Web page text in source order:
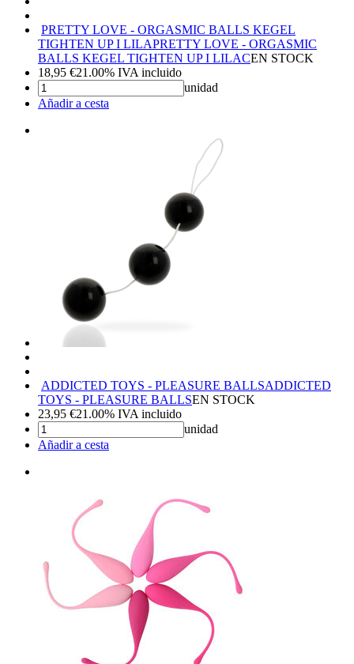
PRETTY LOVE - ORGASMIC BALLS KEGEL
TIGHTEN UP I LILAPRETTY LOVE - ORGASMIC
BALLS KEGEL TIGHTEN UP I LILACEN STOCK
18,95 €21.00% IVA incluido
unidad
Añadir a cesta
ADDICTED TOYS - PLEASURE BALLSADDICTED
TOYS - PLEASURE BALLSEN STOCK
23,95 €21.00% IVA incluido
unidad
Añadir a cesta